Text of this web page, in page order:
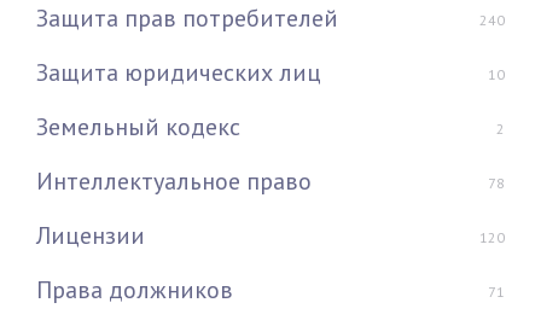
Защита прав потребителей 240
Защита юридических лиц 10
Земельный кодекс 2
Интеллектуальное право 78
Лицензии 120
Права должников 71